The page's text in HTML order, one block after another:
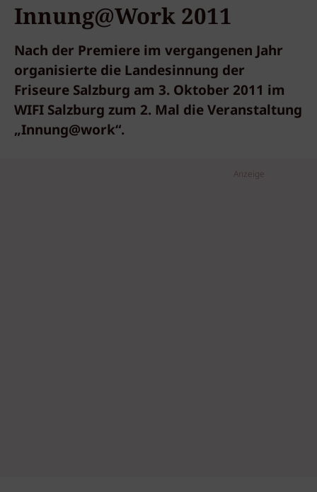
Innung@Work 2011
Nach der Premiere im vergangenen Jahr
organisierte die Landesinnung der
Friseure Salzburg am 3. Oktober 2011 im
WIFI Salzburg zum 2. Mal die Veranstaltung
„Innung@work“.
Anzeige